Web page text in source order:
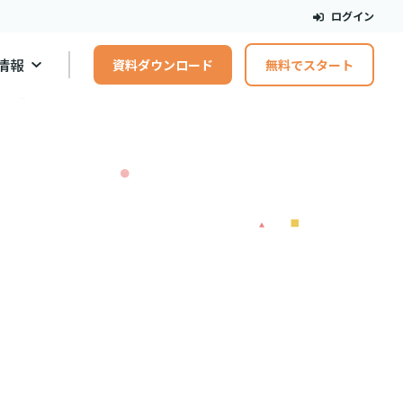
ログイン
報 資料ダウンロード 無料でスタート